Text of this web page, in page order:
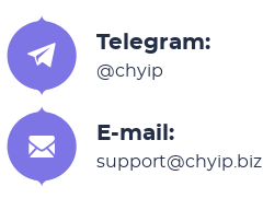
Telegram:
@chyip
E-mail:
support@chyip.biz